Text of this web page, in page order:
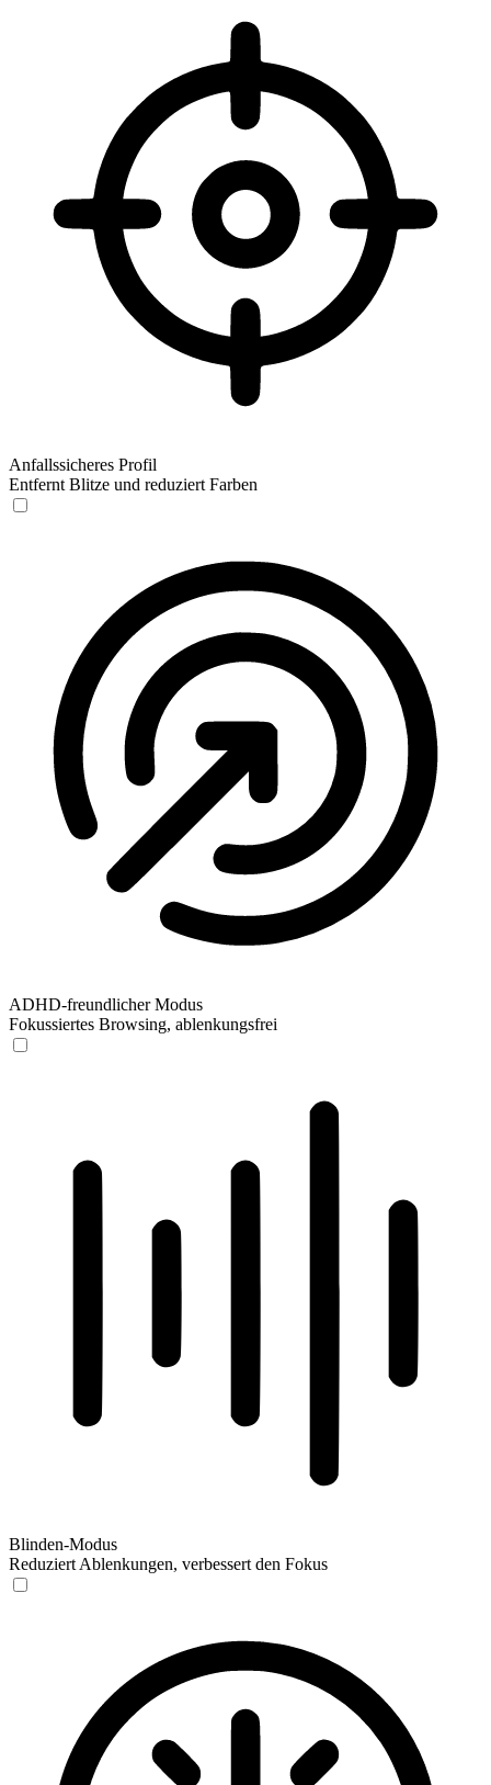
Anfallssicheres Profil
Entfernt Blitze und reduziert Farben
ADHD-freundlicher Modus
Fokussiertes Browsing, ablenkungsfrei
Blinden-Modus
Reduziert Ablenkungen, verbessert den Fokus